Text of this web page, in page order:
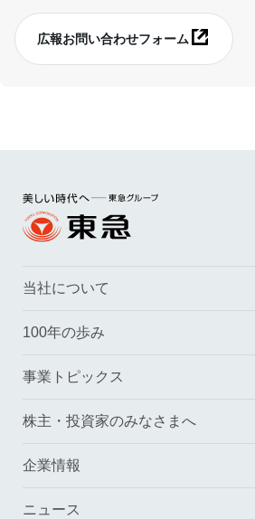
広報お問い合わせフォーム
別ウィンドウで開く
当社について
100年の歩み
事業トピックス
株主・投資家のみなさまへ
企業情報
ニュース